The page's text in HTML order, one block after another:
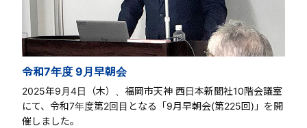
令和7年度 9月早朝会
2025年9月4日（木）、福岡市天神 西日本新聞社10階会議室
にて、令和7年度第2回目となる「9月早朝会(第225回)」を開
催しました。